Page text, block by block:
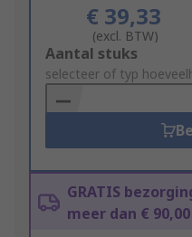
€ 39,33
(excl. BTW)
Add
to
Basket
Aantal stuks
selecteer of typ
GRATIS
meer dan € 90,00